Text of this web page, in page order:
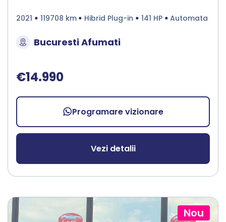
2021 119708 km Hibrid Plug-in 141 HP Automata
Bucuresti Afumati
€14.990
Programare vizionare
Vezi detalii
Nou